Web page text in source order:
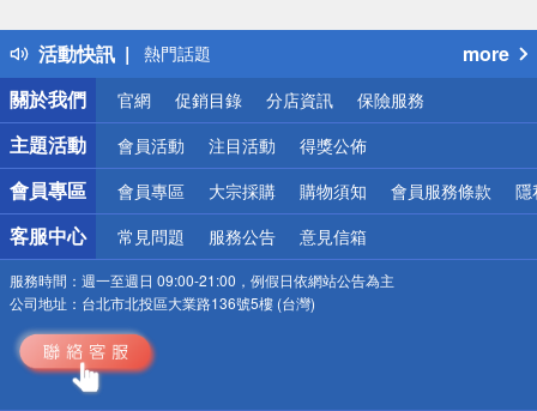
活動快訊
得獎公告
熱門話題
銀行優惠
偏遠地區配送
詐騙網頁！請小心！
more
關於我們
官網 促銷目錄 分店資訊 保險服務
主題活動 會員活動 注目活動 得獎公佈
會員專區 會員專區 大宗採購 購物須知 會員服務條款 隱
客服中心 常見問題 服務公告 意見信箱
服務時間： 週一至週日 09:00-21:00，例假日依網站公告為主
公司地址： 台北市北投區大業路136號5樓 (台灣)